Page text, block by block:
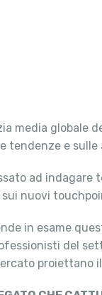
media globale
tendenze e
ad indagare
nuovi
in esame
del
proiettano